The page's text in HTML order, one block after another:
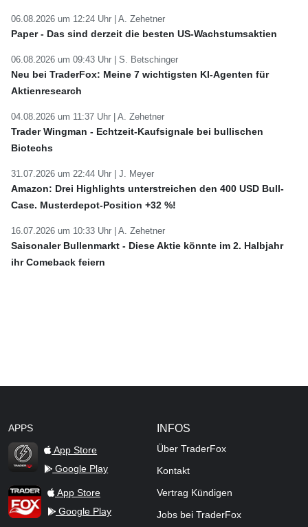
06.08.2026 um 12:24 Uhr | A. Zehetner
Paper - Das sind derzeit die besten US-Wachstumsaktien
06.08.2026 um 09:43 Uhr | S. Betschinger
Neu bei TraderFox: Meine 7 wichtigsten KI-Agenten für
Aktienresearch
04.08.2026 um 11:37 Uhr | A. Zehetner
Trader Wingman - Echtzeit-Kaufsignale bei bullischen
Biotechs
31.07.2026 um 22:44 Uhr | J. Meyer
Amazon: Drei Highlights unterstreichen den 400 USD Bull-
Case. Musterdepot-Position +32 %!
16.07.2026 um 10:33 Uhr | A. Zehetner
Saisonaler Bullenmarkt - Diese Aktie könnte im 2. Halbjahr
ihr Comeback feiern
APPS
TraderFox Flash
App Store
Google Play
TraderFox AppApp Store
Google Play
INFOS
Über TraderFox
Kontakt
Vertrag Kündigen
Jobs bei TraderFox